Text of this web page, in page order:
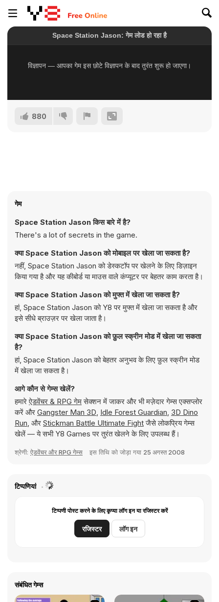
880
गेम
Space Station Jason किस बारे में है?
There's a lot of secrets in the game.
क्या Space Station Jason को मोबाइल पर खेला जा सकता है?
नहीं, Space Station Jason को डेस्कटॉप पर खेलने के लिए डिज़ाइन
किया गया है और यह कीबोर्ड या माउस वाले कंप्यूटर पर बेहतर काम करता है।
क्या Space Station Jason को मुफ्त में खेला जा सकता है?
हां, Space Station Jason को Y8 पर मुफ्त में खेला जा सकता है और
इसे सीधे ब्राउज़र पर खेला जाता है।
क्या Space Station Jason को फ़ुल स्क्रीन मोड में खेला जा सकता
है?
हां, Space Station Jason को बेहतर अनुभव के लिए फ़ुल स्क्रीन मोड
में खेला जा सकता है।
आगे कौन से गेम्स खेलें?
हमारेऐडवेंचर & RPG गेमसेक्शन में जाकर और भी मज़ेदार गेम्स एक्सप्लोर
करें और Gangster Man 3D, Idle Forest Guardian, 3D Dino
Run, और Stickman Battle Ultimate Fightजैसे लोकप्रिय गेम्स
खेलें — ये सभी Y8 Games पर तुरंत खेलने के लिए उपलब्ध हैं।
श्रेणी: ऐडवेंचर और RPG गेम्स इस तिथि को जोड़ा गया 25 अगस्त 2008
टिप्पणियां
टिप्पणी पोस्ट करने के लिए कृप्या लॉग इन या रजिस्टर करें
रजिस्टर लॉग इन
संबंधित गेम्स